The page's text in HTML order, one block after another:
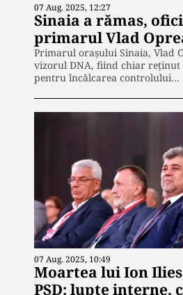
07 Aug. 2025, 12:27
Sinaia a rămas,
primarul Vlad
Primarul orașului Sinaia, Vlad
vizorul DNA, fiind chiar reținut
pentru încălcarea controlului…
07 Aug. 2025, 10:49
Moartea lui Ion
PSD: lupte interne,